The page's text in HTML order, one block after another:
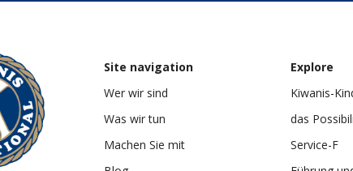
Site navigation
Wer wir sind
Was wir tun
Machen Sie mit
Explore
Kiwanis-
das
Service-F